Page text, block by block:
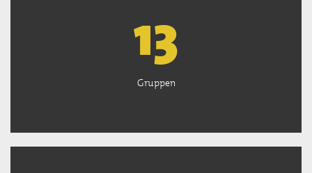
13
Gruppen